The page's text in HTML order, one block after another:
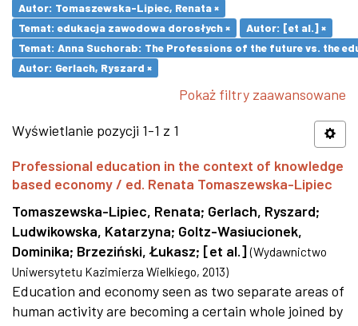
Autor: Tomaszewska-Lipiec, Renata ×
Temat: edukacja zawodowa dorosłych ×
Autor: [et al.] ×
Temat: Anna Suchorab: The Professions of the future vs. the
Autor: Gerlach, Ryszard ×
Pokaż filtry zaawansowane
Wyświetlanie pozycji 1-1 z 1
Professional education in the context of knowledge
based economy / ed. Renata Tomaszewska-Lipiec
Tomaszewska-Lipiec, Renata; Gerlach, Ryszard;
Ludwikowska, Katarzyna; Goltz-Wasiucionek,
Dominika; Brzeziński, Łukasz; [et al.] (Wydawnictwo
Uniwersytetu Kazimierza Wielkiego, 2013)
Education and economy seen as two separate areas of
human activity are becoming a certain whole joined by